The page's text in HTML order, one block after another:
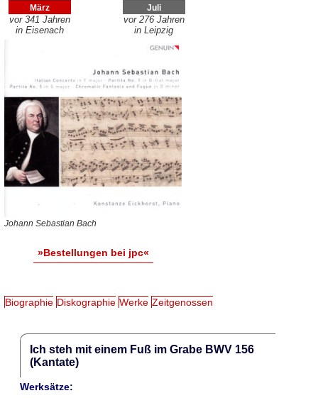
März
vor 341 Jahren
in Eisenach
Juli
vor 276 Jahren
in Leipzig
Johann Sebastian Bach
»Bestellungen bei jpc«
Biographie Diskographie Werke Zeitgenossen
Ich steh mit einem Fuß im Grabe BWV 156
(Kantate)
Werksätze: